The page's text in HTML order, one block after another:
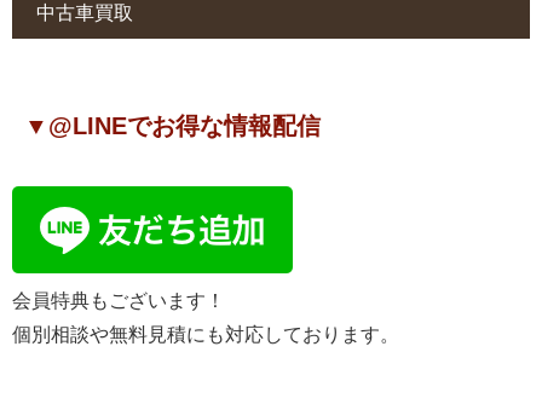
中古車買取
▼@LINEでお得な情報配信
会員特典もございます！
個別相談や無料見積にも対応しております。